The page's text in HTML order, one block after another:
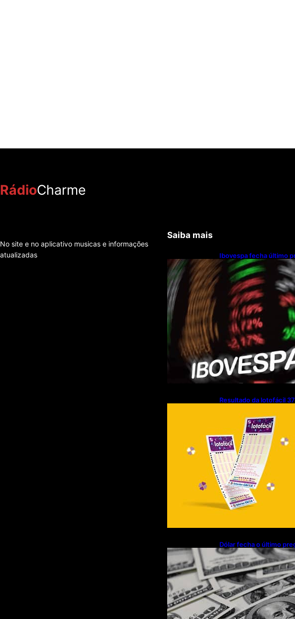
RádioCharme
No site e no aplicativo musicas e informações
atualizadas
Saiba mais
Ibovespa fecha último
172.494 pontos
Resultado da lotofácil
Dólar fecha o último
R$ 5,08